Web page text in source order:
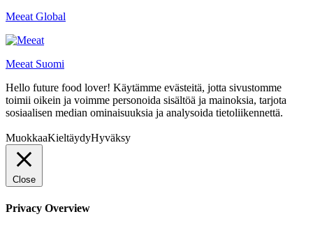
Meeat Global
Meeat Suomi
Hello future food lover! Käytämme evästeitä, jotta sivustomme
toimii oikein ja voimme personoida sisältöä ja mainoksia, tarjota
sosiaalisen median ominaisuuksia ja analysoida tietoliikennettä.
MuokkaaKieltäydyHyväksy
Close
Privacy Overview